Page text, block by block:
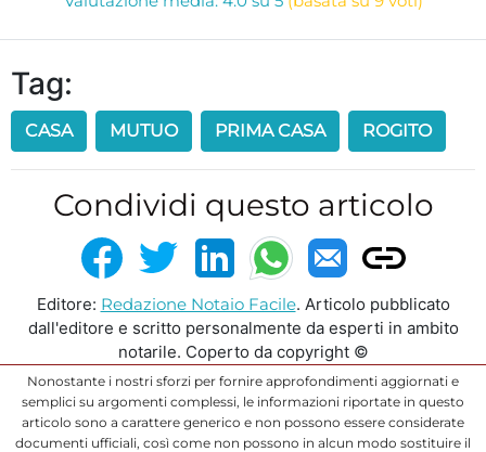
Tag:
CASA MUTUO PRIMA CASA ROGITO
Condividi questo articolo
Editore: Redazione Notaio Facile. Articolo pubblicato
dall'editore e scritto personalmente da esperti in ambito
notarile. Coperto da copyright ©
Nonostante i nostri sforzi per fornire approfondimenti aggiornati e
semplici su argomenti complessi, le informazioni riportate in questo
articolo sono a carattere generico e non possono essere considerate
documenti ufficiali, così come non possono in alcun modo sostituire il